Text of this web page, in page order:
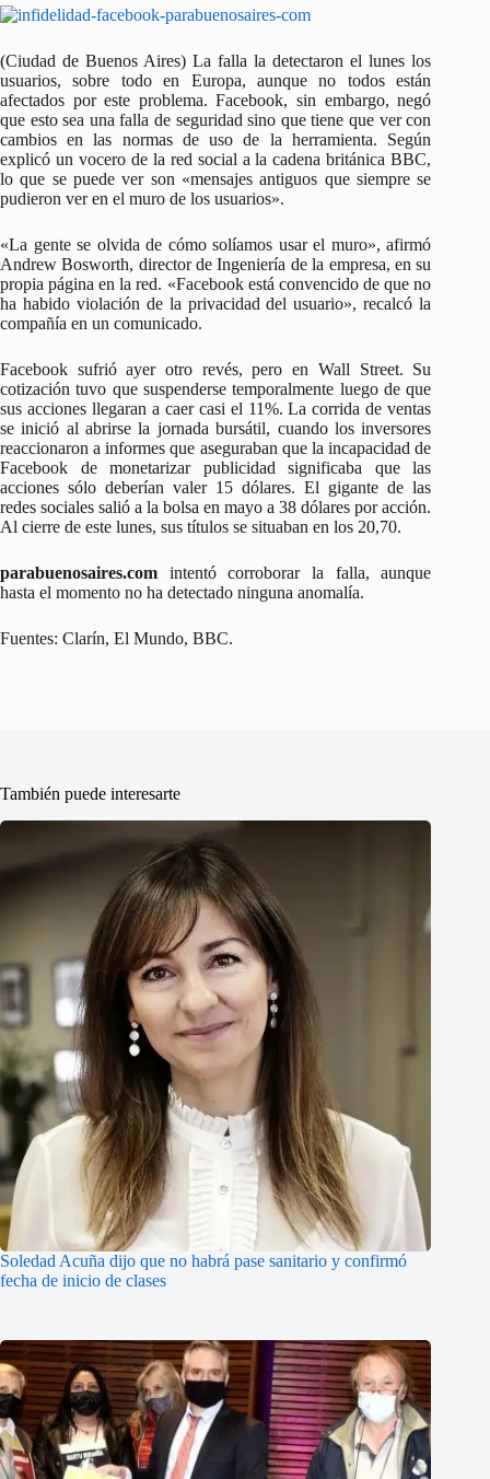
(Ciudad de Buenos Aires) La falla la detectaron el lunes los
usuarios, sobre todo en Europa, aunque no todos están
afectados por este problema. Facebook, sin embargo, negó
que esto sea una falla de seguridad sino que tiene que ver con
cambios en las normas de uso de la herramienta. Según
explicó un vocero de la red social a la cadena británica BBC,
lo que se puede ver son «mensajes antiguos que siempre se
pudieron ver en el muro de los usuarios».
«La gente se olvida de cómo solíamos usar el muro», afirmó
Andrew Bosworth, director de Ingeniería de la empresa, en su
propia página en la red. «Facebook está convencido de que no
ha habido violación de la privacidad del usuario», recalcó la
compañía en un comunicado.
Facebook sufrió ayer otro revés, pero en Wall Street. Su
cotización tuvo que suspenderse temporalmente luego de que
sus acciones llegaran a caer casi el 11%. La corrida de ventas
se inició al abrirse la jornada bursátil, cuando los inversores
reaccionaron a informes que aseguraban que la incapacidad de
Facebook de monetarizar publicidad significaba que las
acciones sólo deberían valer 15 dólares. El gigante de las
redes sociales salió a la bolsa en mayo a 38 dólares por acción.
Al cierre de este lunes, sus títulos se situaban en los 20,70.
parabuenosaires.com intentó corroborar la falla, aunque
hasta el momento no ha detectado ninguna anomalía.
Fuentes: Clarín, El Mundo, BBC.
También puede interesarte
Soledad Acuña dijo que no habrá pase sanitario y confirmó
fecha de inicio de clases